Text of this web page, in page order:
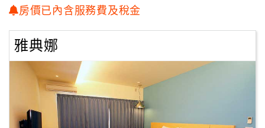
顧
務
滿
房價已內含服務費及稅金
雅典娜